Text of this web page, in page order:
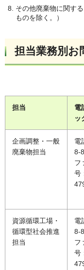
その他廃棄物に関す
ものを除く。）
担当業務別お
担当
電
ッ
企画調整・一般
廃棄物担当
電
8-
フ
号
資源循環工場・
循環型社会推進
担当
電
8-
フ
号